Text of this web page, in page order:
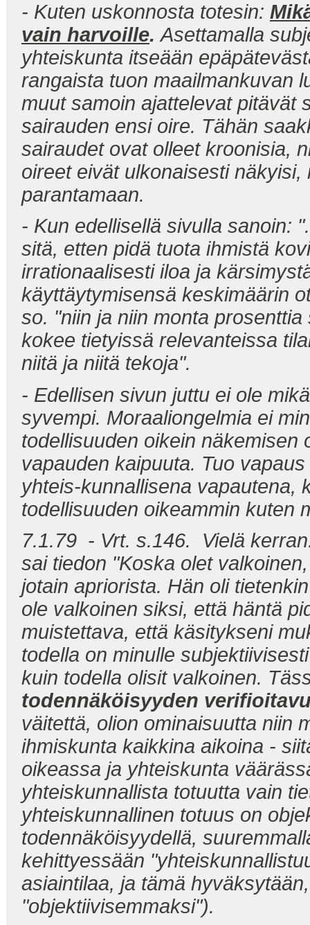
- Kuten uskonnosta totesin:
vain harvoille.Asettamalla
yhteiskunta itseään
rangaista tuon maailmankuvan
muut samoin ajattelevat pitävät
sairauden ensi oire. Tähän
sairaudet ovat olleet kroonisia,
oireet eivät ulkonaisesti
parantamaan.
- Kun edellisellä sivulla sanoin:
sitä, etten pidä tuota ihmistä
irrationaalisesti iloa ja
käyttäytymisensä keskimäärin
so. "niin ja niin monta
kokee tietyissä relevanteissa
niitä ja niitä tekoja".
- Edellisen sivun juttu ei ole
syvempi. Moraaliongelmia ei
todellisuuden oikein näkemisen
vapauden kaipuuta. Tuo
yhteis-kunnallisena vapautena,
todellisuuden oikeammin kuten
7.1.79 - Vrt. s.146. Vielä
sai tiedon "Koska olet
jotain apriorista. Hän oli
ole valkoinen siksi, että häntä
muistettava, että käsitykseni
todella on minulle
kuin todella olisit valkoinen.
todennäköisyyden
väitettä, olion ominaisuutta niin
ihmiskunta kaikkina aikoina -
oikeassa ja yhteiskunta
yhteiskunnallista totuutta vain
yhteiskunnallinen totuus on
todennäköisyydellä,
kehittyessään
asiaintilaa, ja tämä
"objektiivisemmaksi").